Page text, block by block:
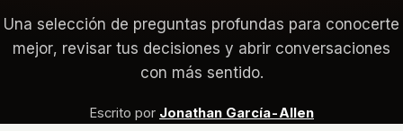
Una selección de preguntas profundas para conocerte
mejor, revisar tus decisiones y abrir conversaciones
con más sentido.
Escrito por Jonathan García-Allen